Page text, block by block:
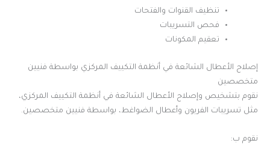
تنظيف القنوات والفتحات
فحص التسريبات
تعقيم المكونات
إصلاح الأعطال الشائعة في أنظمة التكييف المركزي بواسطة فنيين
متخصصين
نقوم بتشخيص وإصلاح الأعطال الشائعة في أنظمة التكييف المركزي،
مثل تسريبات الفريون وأعطال الضواغط، بواسطة فنيين متخصصين.
نقوم ب: